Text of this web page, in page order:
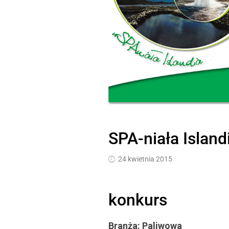
SPA-niała
24 kwietnia 2015
konkurs
Branża: Paliwowa